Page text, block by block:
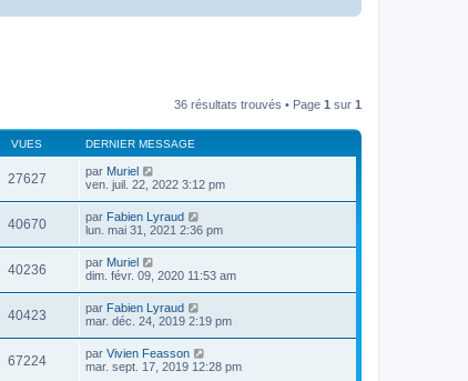
36 résultats trouvés • Page 1 sur 1
VUES DERNIER MESSAGE
27627 par Muriel
ven. juil. 22, 2022 3:12 pm
40670 par Fabien Lyraud
lun. mai 31, 2021 2:36 pm
40236 par Muriel
dim. févr. 09, 2020 11:53 am
40423 par Fabien Lyraud
mar. déc. 24, 2019 2:19 pm
67224 par Vivien Feasson
mar. sept. 17, 2019 12:28 pm